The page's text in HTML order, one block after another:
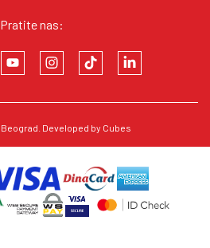
Pratite nas:
, Beograd. Developed by Cubes